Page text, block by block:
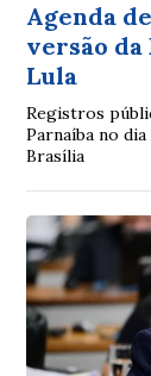
Agenda
versão da
Lula
Registros
Parnaíba no
Brasília